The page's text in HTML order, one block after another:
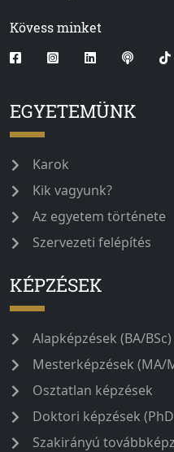
Kövess minket
EGYETEMÜNK
Karok
Kik vagyunk?
Az egyetem története
Szervezeti felépítés
KÉPZÉSEK
Alapképzések (BA/BSc)
Mesterképzések (MA/
Osztatlan képzések
Doktori képzések
Szakirányú